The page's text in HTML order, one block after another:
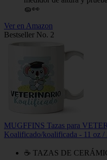
🧽👀
Ver en Amazon
Bestseller No. 2
MUGFFINS Tazas para
Koalificado/koalificada - 11 oz
☕ TAZAS DE